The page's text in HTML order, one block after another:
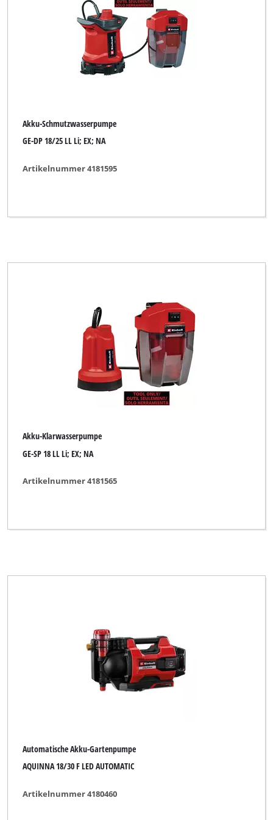
Akku-Schmutzwasserpumpe
GE-DP 18/25 LL Li; EX; NA
Artikelnummer 4181595
Akku-Klarwasserpumpe
GE-SP 18 LL Li; EX; NA
Artikelnummer 4181565
Automatische Akku-Gartenpumpe
AQUINNA 18/30 F LED AUTOMATIC
Artikelnummer 4180460